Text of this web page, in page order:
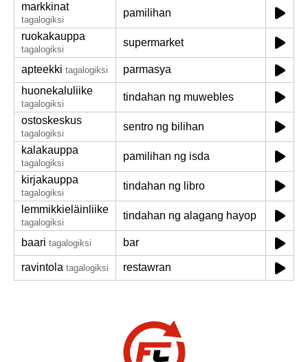
markkinat
tagalogiksi
pamilihan
ruokakauppa
tagalogiksi
supermarket
apteekki tagalogiksi
parmasya
huonekaluliike
tagalogiksi
tindahan ng muwebles
ostoskeskus
tagalogiksi
sentro ng bilihan
kalakauppa
tagalogiksi
pamilihan ng isda
kirjakauppa
tagalogiksi
tindahan ng libro
lemmikkieläinliike
tagalogiksi
tindahan ng alagang hayop
baari tagalogiksi bar
ravintola tagalogiksi restawran